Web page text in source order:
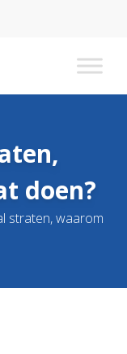
doen?
straten, waarom